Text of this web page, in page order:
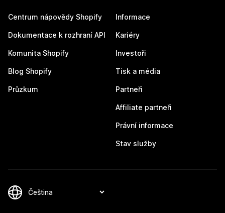
Centrum nápovědy Shopify
Dokumentace k rozhraní API
Komunita Shopify
Blog Shopify
Průzkum
Informace
Kariéry
Investoři
Tisk a média
Partneři
Affiliate partneři
Právní informace
Stav služby